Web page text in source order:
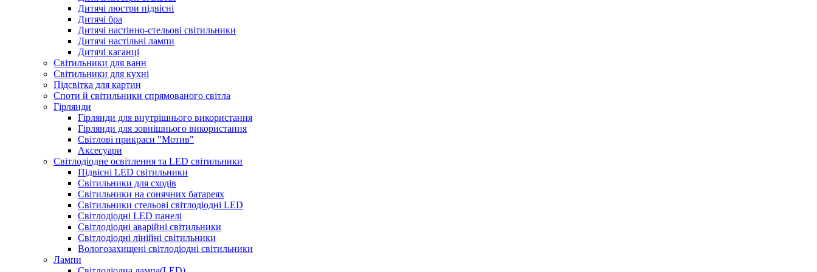
Дитячі люстри підвісні
Дитячі бра
Дитячі настінно-стельові світильники
Дитячі настільні лампи
Дитячі каганці
Світильники для ванн
Світильники для кухні
Підсвітка для картин
Споти й світильники спрямованого світла
Гірлянди
Гірлянди для внутрішнього використання
Гірлянди для зовнішнього використання
Світлові прикраси "Мотив"
Аксесуари
Світлодіодне освітлення та LED світильники
Підвісні LED світильники
Світильники для сходів
Світильники на сонячних батареях
Світильники стельові світлодіодні LED
Світлодіодні LED панелі
Світлодіодні аварійні світильники
Світлодіодні лінійні світильники
Вологозахищені світлодіодні світильники
Лампи